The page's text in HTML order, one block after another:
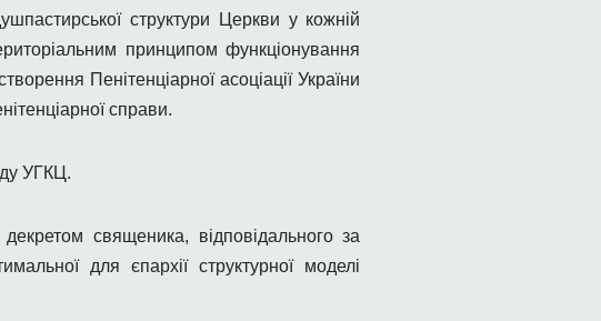
структури Церкви у кожній
принципом функціонування
Пенітенціарної асоціації України
справи.
УГКЦ.
священика, відповідального за
для єпархії структурної моделі